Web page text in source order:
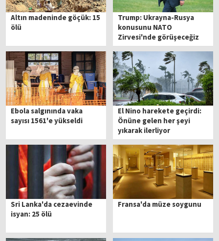
Altın madeninde göçük: 15
ölü
Trump: Ukrayna-Rusya
konusunu NATO
Zirvesi'nde görüşeceğiz
Ebola salgınında vaka
sayısı 1561'e yükseldi
El Nino harekete geçirdi:
Önüne gelen her şeyi
yıkarak ilerliyor
Sri Lanka'da cezaevinde
isyan: 25 ölü
Fransa'da müze soygunu